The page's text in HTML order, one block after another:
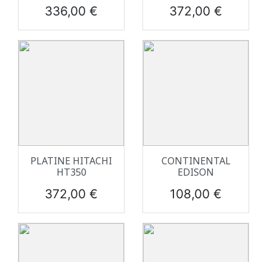
Prix
336,00 € Prix
372,00 €
PLATINE HITACHI
HT350
Prix
372,00 €
CONTINENTAL
EDISON
Prix
108,00 €